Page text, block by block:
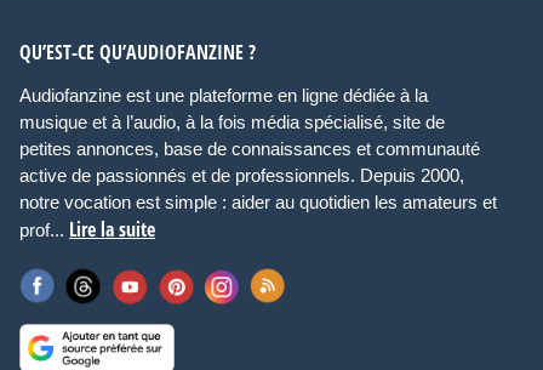
QU’EST-CE QU’AUDIOFANZINE ?
Audiofanzine est une plateforme en ligne dédiée à la
musique et à l’audio, à la fois média spécialisé, site de
petites annonces, base de connaissances et communauté
active de passionnés et de professionnels. Depuis 2000,
notre vocation est simple : aider au quotidien les amateurs et
prof... Lire la suite